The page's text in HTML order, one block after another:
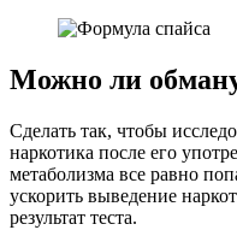
Можно ли
Сделать так, чтобы
наркотика после его
метаболизма все равно
ускорить выведение
результат теста.